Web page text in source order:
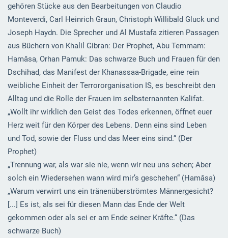
gehören Stücke aus den Bearbeitungen von Claudio
Monteverdi, Carl Heinrich Graun, Christoph Willibald Gluck und
Joseph Haydn. Die Sprecher und Al Mustafa zitieren Passagen
aus Büchern von Khalil Gibran: Der Prophet, Abu Temmam:
Hamâsa, Orhan Pamuk: Das schwarze Buch und Frauen für den
Dschihad, das Manifest der Khanassaa-Brigade, eine rein
weibliche Einheit der Terrororganisation IS, es beschreibt den
Alltag und die Rolle der Frauen im selbsternannten Kalifat.
„Wollt ihr wirklich den Geist des Todes erkennen, öffnet euer
Herz weit für den Körper des Lebens. Denn eins sind Leben
und Tod, sowie der Fluss und das Meer eins sind.“ (Der
Prophet)
„Trennung war, als war sie nie, wenn wir neu uns sehen; Aber
solch ein Wiedersehen wann wird mir’s geschehen“ (Hamâsa)
„Warum verwirrt uns ein tränenüberströmtes Männergesicht?
[...] Es ist, als sei für diesen Mann das Ende der Welt
gekommen oder als sei er am Ende seiner Kräfte.“ (Das
schwarze Buch)